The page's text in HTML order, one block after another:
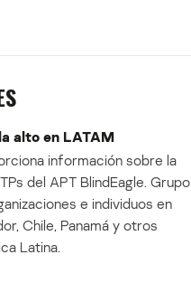
alto en LATAM
información sobre la
del APT BlindEagle. Grupo
e individuos en
Chile, Panamá y otros
Latina.